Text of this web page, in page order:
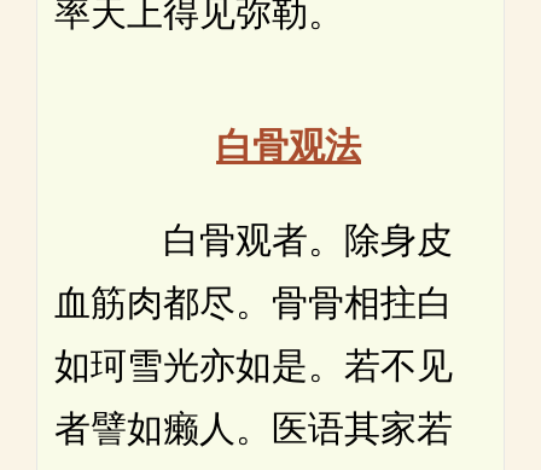
率天上得见弥勒。
白骨观法
白骨观者。除身皮
血筋肉都尽。骨骨相拄白
如珂雪光亦如是。若不见
者譬如癞人。医语其家若